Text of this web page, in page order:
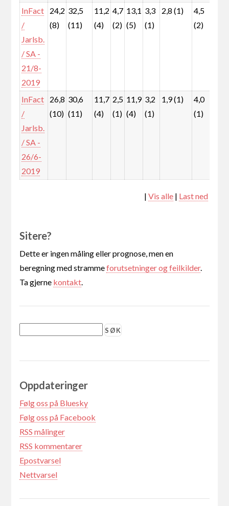
InFact
/
Jarlsb.
/ SA -
21/8-
2019
24,2
(8)
32,5
(11)
11,2
(4)
4,7
(2)
13,1
(5)
3,3
(1)
2,8 (1)
4,5
(2)
InFact
/
Jarlsb.
/ SA -
26/6-
2019
26,8
(10)
30,6
(11)
11,7
(4)
2,5
(1)
11,9
(4)
3,2
(1)
1,9 (1)
4,0
(1)
|Vis alle | Last ned
Sitere?
Dette er ingen måling eller prognose, men en
beregning med strammeforutsetninger og feilkilder.
Ta gjerne kontakt
Oppdateringer
Følg oss på Bluesky
Følg oss på Facebook
RSS målinger
RSS kommentarer
Epostvarsel
Nettvarsel